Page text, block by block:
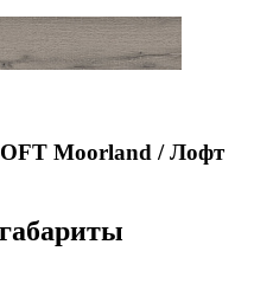
Moorland / Лофт